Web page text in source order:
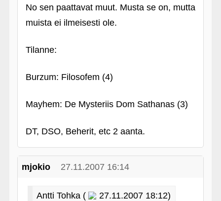
No sen paattavat muut. Musta se on, mutta
muista ei ilmeisesti ole.
Tilanne:
Burzum: Filosofem (4)
Mayhem: De Mysteriis Dom Sathanas (3)
DT, DSO, Beherit, etc 2 aanta.
mjokio 27.11.2007 16:14
Antti Tohka ( 27.11.2007 18:12)